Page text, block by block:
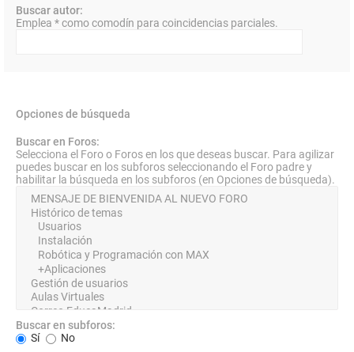
Buscar autor:
Emplea * como comodín para coincidencias parciales.
Opciones de búsqueda
Buscar en Foros:
Selecciona el Foro o Foros en los que deseas buscar. Para agilizar
puedes buscar en los subforos seleccionando el Foro padre y
habilitar la búsqueda en los subforos (en Opciones de búsqueda).
Buscar en subforos:
Sí
No